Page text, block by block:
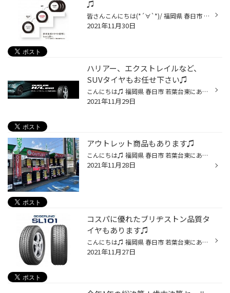
♫
皆さんこんにちは(*´∀`*)/ 福岡県 春日市 若葉台東 にあるタイヤ館春日店です。 タイヤ館春日のHPをご覧いただき 誠にありがとうございます(●´ω｀●)♪ タイヤ館は、あなたの町の "タイヤ専門店"です。 タイヤ交換をしてもクルマの性能を引き出すために新車装着タイヤ*の性能を基準にお客様のニーズに...
2021年11月30日
ハリアー、エクストレイルなど、
SUVタイヤもお任せ下さい♫
こんにちは♫ 福岡県 春日市 若葉台東にあります、タイヤ館春日店の牧口です！ 今日は今人気のSUV車のタイヤの紹介です！ SUV専用タイヤって？ フォレスター、ハリアー、RAV4、ランクル、CX-5、パジェロ などの、SUV専用タイヤとして、耐久性を重要視し形状・構造を設計。 求められるシーンにおいて...
2021年11月29日
アウトレット商品もあります♫
こんにちは♫ 福岡県 春日市 若葉台東にあります、タイヤ館春日店の藤谷です！ 大好評につき、、、 『OUTLET SALE！』開催致します！！倉庫商品入れ替えの為、在庫品を一挙大放出!! 夏用タイヤ、冬用タイヤはもちろんモデルチェンジ品、長期在庫品、スタッドレスタイヤなど、お買い得商品多数ご用意...
2021年11月28日
コスパに優れたブリヂストン品質タ
イヤもあります♫
こんにちは♫ 福岡県 春日市 若葉台東にありますタイヤ館春日店のWEBをご覧の皆様いつもありがとうございます。 商品を買う際、高い商品から安価な商品。 機能性に優れた商品からシンプルで使いやすい商品。 高品質の商品から適度な品質の商品。 耐久性に優れた長く使える商品から簡易的に使い捨て出...
2021年11月27日